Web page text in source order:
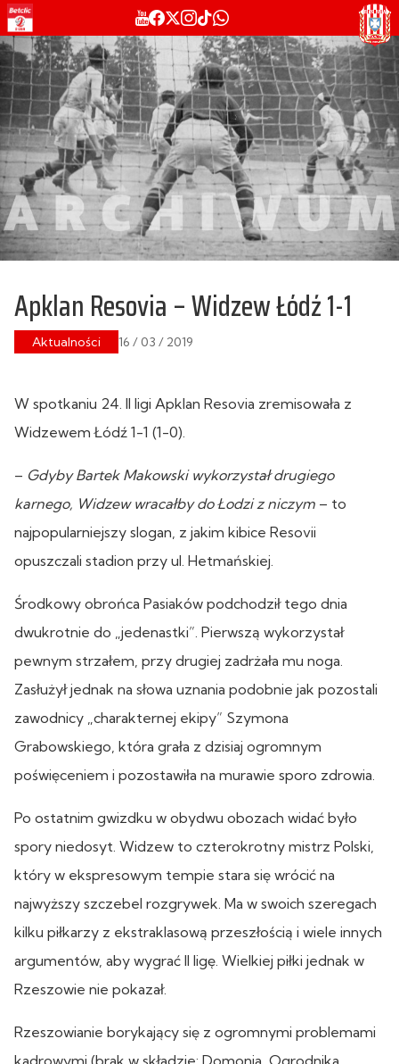
Apklan Resovia – Widzew Łódź 1-1
Aktualności 16 / 03 / 2019
W spotkaniu 24. II ligi Apklan Resovia zremisowała z
Widzewem Łódź 1-1 (1-0).
– Gdyby Bartek Makowski wykorzystał drugiego
karnego, Widzew wracałby do Łodzi z niczym – to
najpopularniejszy slogan, z jakim kibice Resovii
opuszczali stadion przy ul. Hetmańskiej.
Środkowy obrońca Pasiaków podchodził tego dnia
dwukrotnie do „jedenastki”. Pierwszą wykorzystał
pewnym strzałem, przy drugiej zadrżała mu noga.
Zasłużył jednak na słowa uznania podobnie jak pozostali
zawodnicy „charakternej ekipy” Szymona
Grabowskiego, która grała z dzisiaj ogromnym
poświęceniem i pozostawiła na murawie sporo zdrowia.
Po ostatnim gwizdku w obydwu obozach widać było
spory niedosyt. Widzew to czterokrotny mistrz Polski,
który w ekspresowym tempie stara się wrócić na
najwyższy szczebel rozgrywek. Ma w swoich szeregach
kilku piłkarzy z ekstraklasową przeszłością i wiele innych
argumentów, aby wygrać II ligę. Wielkiej piłki jednak w
Rzeszowie nie pokazał.
Rzeszowianie borykający się z ogromnymi problemami
kadrowymi (brak w składzie: Domonia, Ogrodnika,